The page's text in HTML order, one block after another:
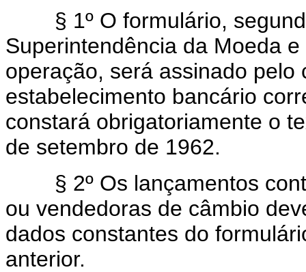
§ 1º O formulário,
Superintendência da Moeda
operação, será assinado pelo
estabelecimento bancário
constará obrigatoriamente o
de setembro de 1962.
§ 2º Os lançamentos
ou vendedoras de câmbio
dados constantes do
anterior.